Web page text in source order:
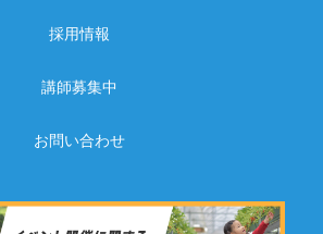
採用情報
講師募集中
お問い合わせ